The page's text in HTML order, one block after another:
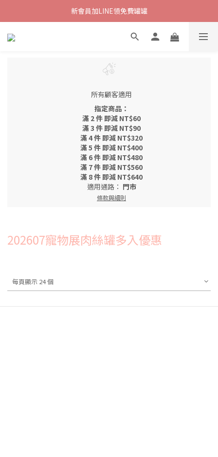
新會員加LINE領免費罐罐
所有顧客適用
指定商品：
滿 2 件 即減 NT$60
滿 3 件 即減 NT$90
滿 4 件 即減 NT$320
滿 5 件 即減 NT$400
滿 6 件 即減 NT$480
滿 7 件 即減 NT$560
滿 8 件 即減 NT$640
適用通路： 門市
條款與細則
202607寵物展肉絲罐多入優惠
每頁顯示 24 個